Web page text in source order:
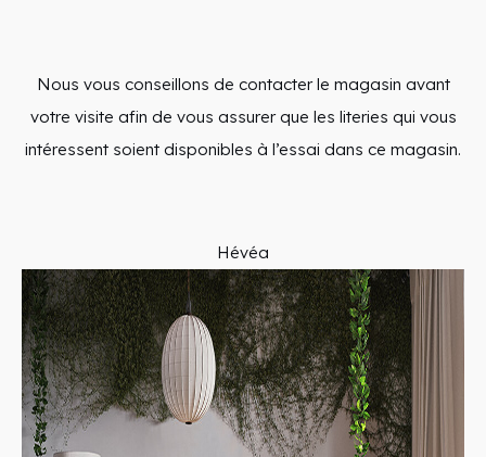
Nous vous conseillons de contacter le magasin avant
votre visite afin de vous assurer que les literies qui vous
intéressent soient disponibles à l’essai dans ce magasin.
Hévéa